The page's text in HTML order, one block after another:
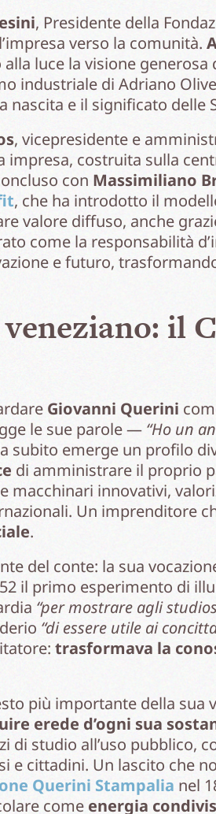
, Presidente della
verso la comunità.
luce la visione generosa
industriale di Adriano
nascita e il significato delle
, vicepresidente e
impresa, costruita sulla
con Massimiliano
, che ha introdotto il
valore diffuso, anche
come la responsabilità
e futuro,
il
Giovanni Querini
le sue parole — “Ho un
subito emerge un profilo
di amministrare il proprio
innovativi,
Un imprenditore
.
del conte: la sua
il primo esperimento di
“per mostrare agli
“di essere utile ai
trasformava la
più importante della sua
erede d’ogni sua
di studio all’uso pubblico,
cittadini. Un lascito che
Querini Stampalia nel
come energia